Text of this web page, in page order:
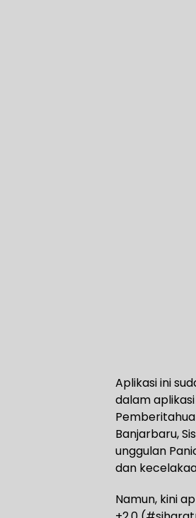
Aplikasi ini
dalam
Banjarbaru,
unggulan
dan
Namun, kini